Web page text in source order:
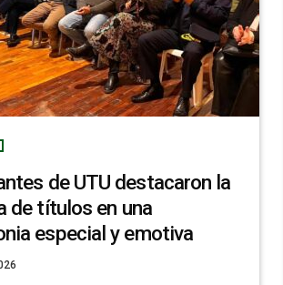
de UTU destacaron la
de títulos en una
especial y emotiva